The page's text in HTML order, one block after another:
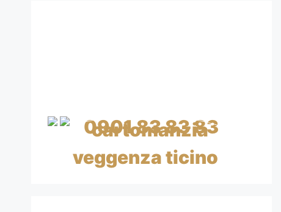
0901 83 83 83
CHF 0.99/min IVA inclusa